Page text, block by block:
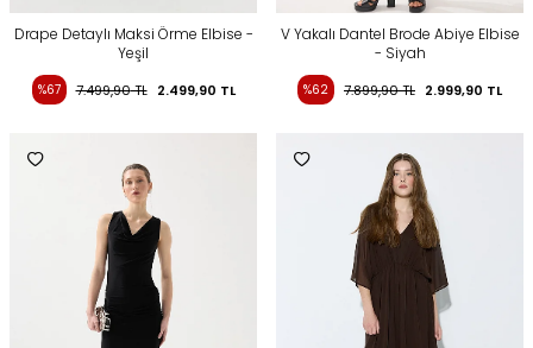
Drape Detaylı Maksi Örme Elbise -
Yeşil
%67 7.499,90TL 2.499,90 TL
V Yakalı Dantel Brode Abiye Elbise
- Siyah
%62 7.899,90TL 2.999,90 TL